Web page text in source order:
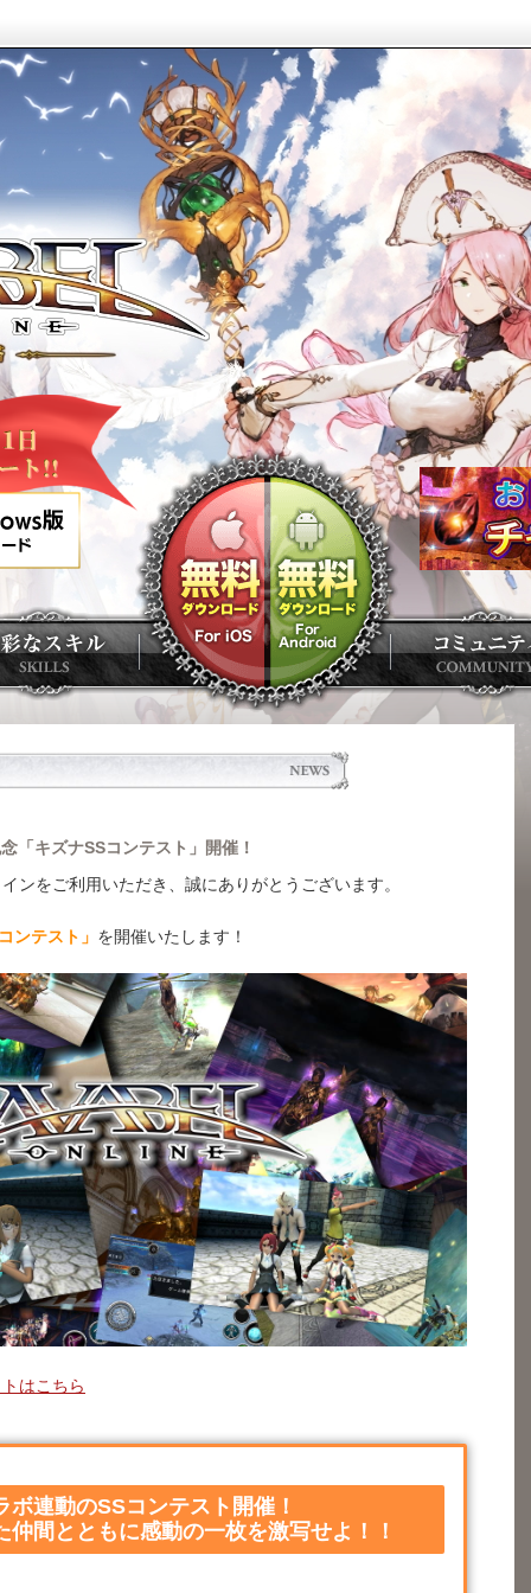
「キズナSSコンテスト」開催！
ンをご利用いただき、誠にありがとうございます。
ンテスト」 を開催いたします！
はこちら
ボ連動のSSコンテスト開催！
仲間とともに感動の一枚を激写せよ！！